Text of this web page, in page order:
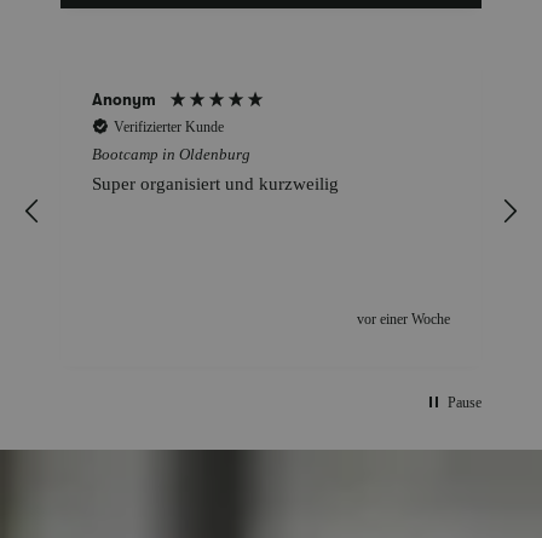
Michael
Verifizierter Kunde
Bootcamp in Oldenburg
👍👍👍👍👍👍👍👍👍👍
vor 3 Wochen
Pause